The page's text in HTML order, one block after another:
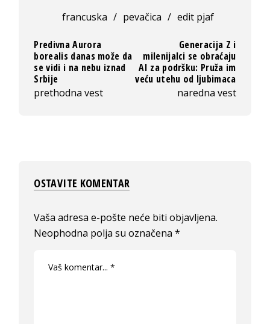
francuska / pevačica / edit pjaf
Predivna Aurora
borealis danas može da
se vidi i na nebu iznad
Srbije
prethodna vest
Generacija Z i
milenijalci se obraćaju
AI za podršku: Pruža im
veću utehu od ljubimaca
naredna vest
OSTAVITE KOMENTAR
Vaša adresa e-pošte neće biti objavljena.
Neophodna polja su označena*